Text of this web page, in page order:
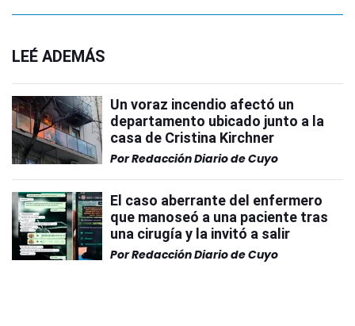
LEÉ ADEMÁS
Un voraz incendio afectó un
departamento ubicado junto a la
casa de Cristina Kirchner
PorRedacción Diario de Cuyo
El caso aberrante del enfermero
que manoseó a una paciente tras
una cirugía y la invitó a salir
PorRedacción Diario de Cuyo